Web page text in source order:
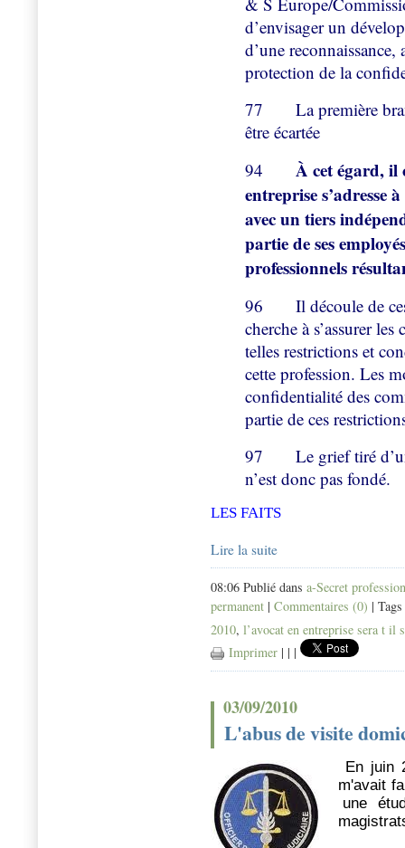
d’envisager un
d’une
protection de la
77 La première
être écartée
94
À cet égard, il
entreprise s’adresse
avec un tiers
partie de ses
professionnels
96 Il découle de ces
cherche à s’assurer
telles restrictions et
cette profession. Les
confidentialité des
partie de ces
97 Le grief tiré
n’est donc pas fondé.
LES FAITS
Lire la suite
08:06 Publié dans a-Secret
permanent | Commentaires (0) |
2010, l’avocat en entreprise sera t il
Imprimer | | |
03/09/2010
L'abus de visite
En juin
m'avait
une